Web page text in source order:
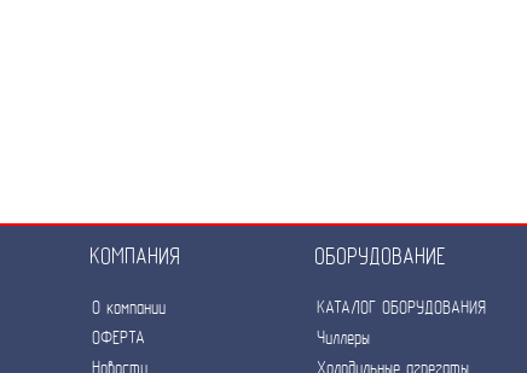
КОМПАНИЯ ОБОРУДОВАНИЕ
О компании
ОФЕРТА
КАТАЛОГ ОБОРУДОВАНИЯ
Чиллеры